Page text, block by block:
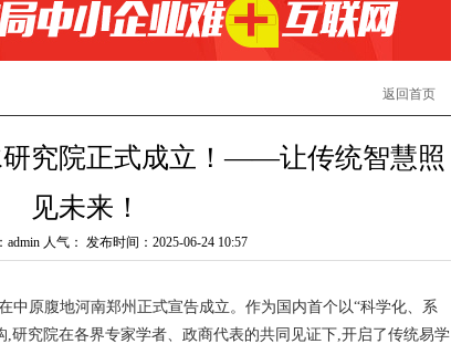
返回首页
究院正式成立！——让传统智慧照
见未来！
人气： 发布时间：2025-06-24 10:57
中原腹地河南郑州正式宣告成立。作为国内首个以“科学化、系
研究院在各界专家学者、政商代表的共同见证下,开启了传统易学